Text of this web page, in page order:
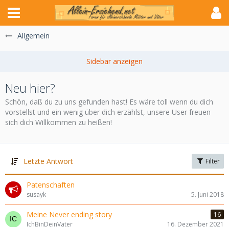
Allgemein
Neu hier?
Schön, daß du zu uns gefunden hast! Es wäre toll wenn du dich
vorstellst und ein wenig über dich erzählst, unsere User freuen
sich dich Willkommen zu heißen!
Letzte Antwort Filter
Patenschaften
susayk 5. Juni 2018
Meine Never ending story
16
IchBinDeinVater
16. Dezember 2021